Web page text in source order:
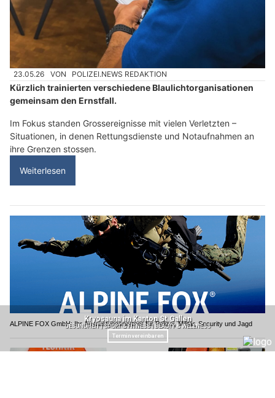
23.05.26 VON POLIZEI.NEWS REDAKTION
Kürzlich trainierten verschiedene Blaulichtorganisationen
gemeinsam den Ernstfall.
Im Fokus standen Grossereignisse mit vielen Verletzten –
Situationen, in denen Rettungsdienste und Notaufnahmen an
ihre Grenzen stossen.
Weiterlesen
ALPINE FOX GmbH: Ihr Ausrüstungspartner für Polizei, Militär, Security und Jagd